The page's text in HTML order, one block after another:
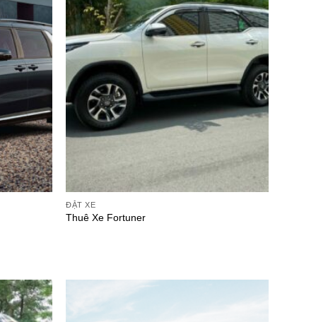
ĐẶT XE
Thuê Xe Fortuner